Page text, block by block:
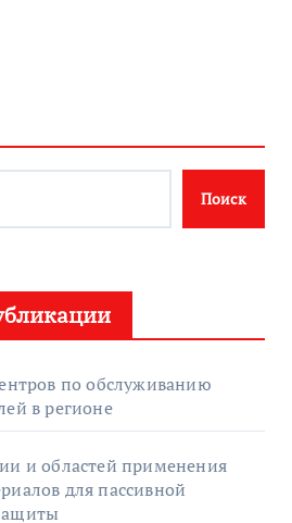
Поиск
по обслуживанию
в регионе
и областей применения
для пассивной